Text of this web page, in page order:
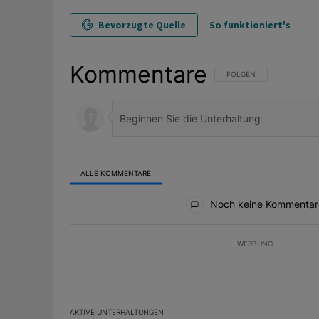
Bevorzugte Quelle So funktioniert's
Kommentare FOLGE DIESER
FOLGEN
ALLE KOMMENTARE
Noch keine
WERBUNG
AKTIVE UNTERHALTUNGEN